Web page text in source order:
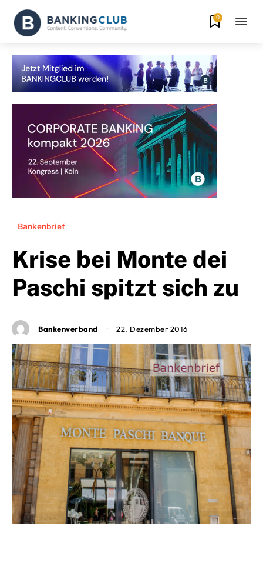
0
Bankenbrief
Krise bei Monte dei
Paschi spitzt sich zu
Bankenverband 22. Dezember 2016